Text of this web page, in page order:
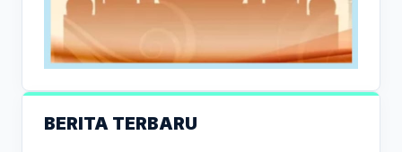
BERITA TERBARU